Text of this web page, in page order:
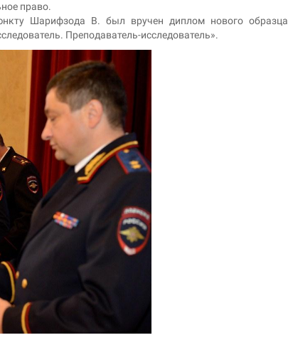
право.
Шарифзода В. был вручен диплом нового
Преподаватель-исследователь».